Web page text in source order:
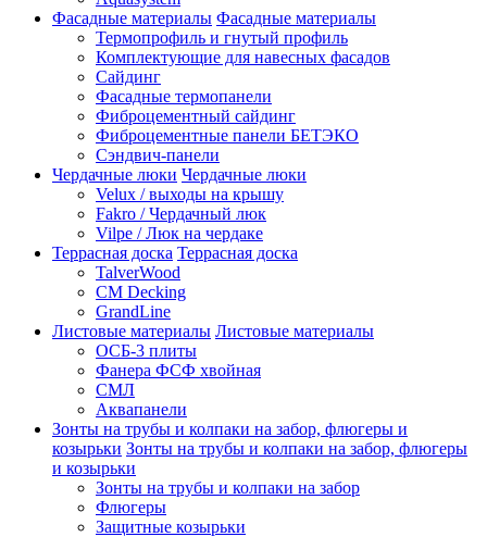
Фасадные материалы Фасадные материалы
Термопрофиль и гнутый профиль
Комплектующие для навесных фасадов
Сайдинг
Фасадные термопанели
Фиброцементный сайдинг
Фиброцементные панели БЕТЭКО
Сэндвич-панели
Чердачные люки Чердачные люки
Velux / выходы на крышу
Fakro / Чердачный люк
Vilpe / Люк на чердаке
Террасная доска Террасная доска
TalverWood
CM Decking
GrandLine
Листовые материалы Листовые материалы
ОСБ-3 плиты
Фанера ФСФ хвойная
СМЛ
Аквапанели
Зонты на трубы и колпаки на забор, флюгеры и
козырьки Зонты на трубы и колпаки на забор, флюгеры
и козырьки
Зонты на трубы и колпаки на забор
Флюгеры
Защитные козырьки